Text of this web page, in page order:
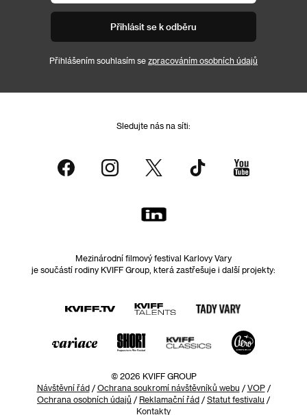
Přihlásit se k odběru
Přihlášením souhlasím se zpracováním osobních údajů
Sledujte nás na síti:
Mezinárodní filmový festival Karlovy Vary
je součástí rodiny KVIFF Group, která zastřešuje i další projekty:
© 2026 KVIFF GROUP
Návštěvní řád/ Ochrana soukromí návštěvníků webu / VOP/
Ochrana osobních údajů / Reklamační řád / Statut festivalu /
Kontakty